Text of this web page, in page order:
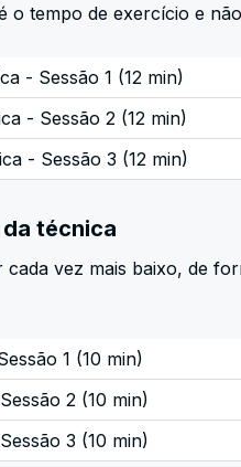
o tempo de exercício e
- Sessão 1 (12 min)
- Sessão 2 (12 min)
- Sessão 3 (12 min)
técnica
cada vez mais baixo, de
1 (10 min)
2 (10 min)
3 (10 min)